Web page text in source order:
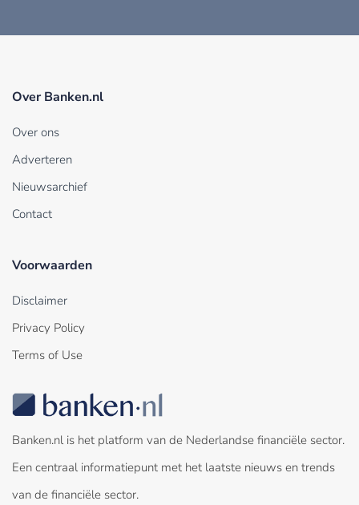
Over Banken.nl
Over ons
Adverteren
Nieuwsarchief
Contact
Voorwaarden
Disclaimer
Privacy Policy
Terms of Use
Banken.nl is het platform van de Nederlandse financiële sector.
Een centraal informatiepunt met het laatste nieuws en trends
van de financiële sector.